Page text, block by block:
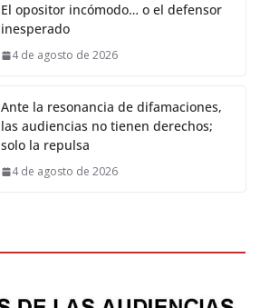
El opositor incómodo… o el defensor
inesperado
4 de agosto de 2026
Ante la resonancia de difamaciones,
las audiencias no tienen derechos;
solo la repulsa
4 de agosto de 2026